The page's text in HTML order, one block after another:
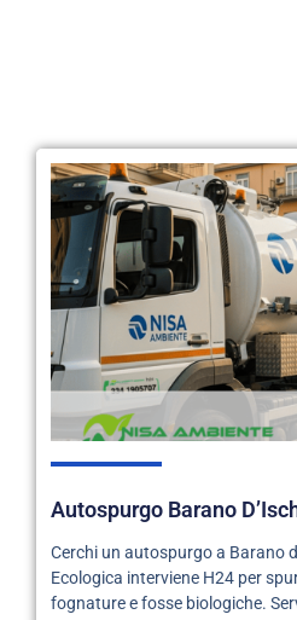
Autospurgo Barano
Cerchi un autospurgo a Barano
Ecologica interviene H24 per
fognature e fosse biologiche.